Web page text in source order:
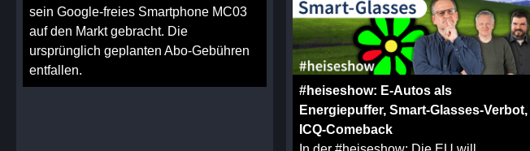
sein Google-freies Smartphone MC03
auf den Markt gebracht. Die
ursprünglich geplanten Abo-Gebühren
entfallen.
#heiseshow: E-Autos als
Energiepuffer, Smart-Glasses-Verbot,
ICQ-Comeback